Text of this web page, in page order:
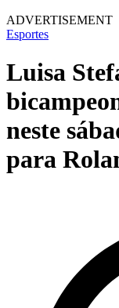
ADVERTISEMENT
Esportes
Luisa
neste
para